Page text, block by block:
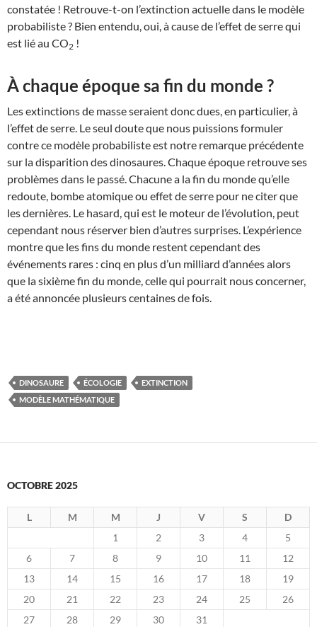
constatée ! Retrouve-t-on l’extinction actuelle dans le modèle
probabiliste ? Bien entendu, oui, à cause de l’effet de serre qui
est lié au CO2 !
À chaque époque sa fin du monde ?
Les extinctions de masse seraient donc dues, en particulier, à
l’effet de serre. Le seul doute que nous puissions formuler
contre ce modèle probabiliste est notre remarque précédente
sur la disparition des dinosaures. Chaque époque retrouve ses
problèmes dans le passé. Chacune a la fin du monde qu’elle
redoute, bombe atomique ou effet de serre pour ne citer que
les dernières. Le hasard, qui est le moteur de l’évolution, peut
cependant nous réserver bien d’autres surprises. L’expérience
montre que les fins du monde restent cependant des
événements rares : cinq en plus d’un milliard d’années alors
que la sixième fin du monde, celle qui pourrait nous concerner,
a été annoncée plusieurs centaines de fois.
DINOSAURE ÉCOLOGIE
EXTINCTION
MODÈLE MATHÉMATIQUE
OCTOBRE 2025
L M M J V S
D
1
2 3 4
5
6
7 8 9 10 11
12
13
14 15 16 17 18
19
20
21 22 23 24 25
26
27
28 29 30
31